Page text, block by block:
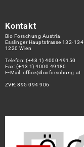
Kontakt
Bio Forschung Austria
Esslinger Hauptstrasse 132-134
1220 Wien
Telefon:(+43 1) 4000 49150
Fax: (+43 1) 4000 49180
E-Mail: office@bioforschung.at
ZVR: 895 094 906